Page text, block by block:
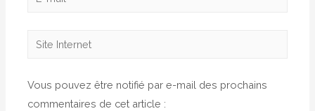
Site
Vous pouvez être notifié par e-mail des prochains
commentaires de cet article :